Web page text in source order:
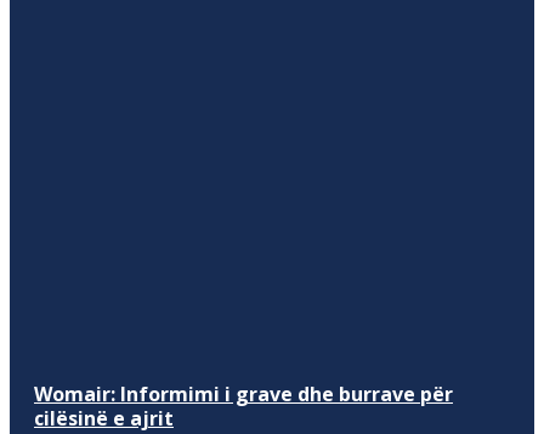
Womair: Informimi i grave dhe burrave për
cilësinë e ajrit